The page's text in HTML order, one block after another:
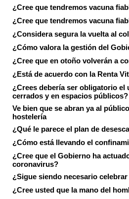
¿Cree que tendremos vacuna
¿Cree que tendremos vacuna
¿Considera segura la vuelta al
¿Cómo valora la gestión del
¿Cree que en otoño volverán a
¿Está de acuerdo con la Renta
¿Crees debería ser obligatorio el
cerrados y en espacios públicos?
Ve bien que se abran ya al
hostelería
¿Qué le parece el plan de
¿Cómo está llevando el
¿Cree que el Gobierno ha
coronavirus?
¿Sigue siendo necesario
¿Cree usted que la mano del